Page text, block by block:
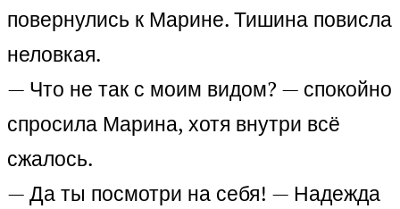
повернулись к Марине. Тишина повисла
неловкая.
— Что не так с моим видом? — спокойно
спросила Марина, хотя внутри всё
сжалось.
— Да ты посмотри на себя! — Надежда